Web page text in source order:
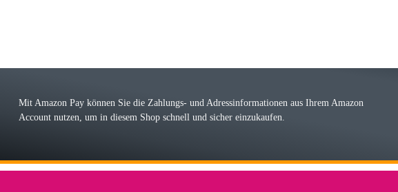
Koffer macht einen sehr soliden Eindruck. Die Zuverlässigkeit muss sich noch in den kommenden Jahren
Mit Amazon Pay können Sie die Zahlungs- und Adressinformationen aus Ihrem Amazon
Account nutzen, um in diesem Shop schnell und sicher einzukaufen.